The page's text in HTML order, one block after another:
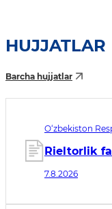
HUJJATLAR
Barcha hujjatlar
O‘zbekiston
Rieltorlik
7.8.2026